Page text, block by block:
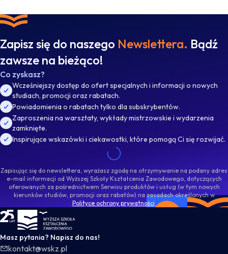
Zapisz się do naszego Newslettera. Bądź
zawsze na bieżąco!
Co zyskasz?
Wcześniejszy dostęp do ofert specjalnych i informacji o nowych
studiach, promocji oraz rabatach.
Powiadomienia o rabatach tylko dla subskrybentów.
Zaproszenia na warsztaty, wykłady mistrzowskie i wydarzenia
zamknięte.
Inspirujące wskazówki i ciekawostki, które pomogą Ci się rozwijać.
Zapisując się do newslettera, wyrażasz zgodę na otrzymywanie na podany adres
e-mail informacji od Wyższej Szkoły Kształcenia Zawodowego, dotyczących
oferowanych za pośrednictwem Serwisu produktów i usług (w tym nowych
kierunków studiów, promocji oraz rabatów) na zasadach określonych w
Polityce ochrony prywatności.
WSKZ - strona główna
Masz pytania? Napisz do nas!
kontakt@wskz.pl